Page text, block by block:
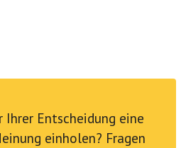
Ihrer Entscheidung eine
einholen? Fragen